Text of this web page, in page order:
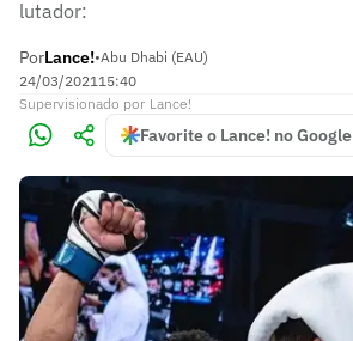
lutador:
PorLance!•Abu Dhabi (EAU)
24/03/202115:40
Supervisionado por Lance!
Favorite o Lance! no Google